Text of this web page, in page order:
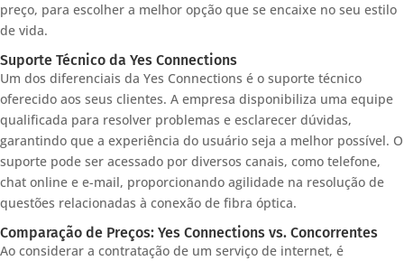
preço, para escolher a melhor opção que se encaixe no seu estilo
de vida.
Suporte Técnico da Yes Connections
Um dos diferenciais da Yes Connections é o suporte técnico
oferecido aos seus clientes. A empresa disponibiliza uma equipe
qualificada para resolver problemas e esclarecer dúvidas,
garantindo que a experiência do usuário seja a melhor possível. O
suporte pode ser acessado por diversos canais, como telefone,
chat online e e-mail, proporcionando agilidade na resolução de
questões relacionadas à conexão de fibra óptica.
Comparação de Preços: Yes Connections vs. Concorrentes
Ao considerar a contratação de um serviço de internet, é